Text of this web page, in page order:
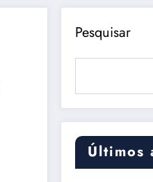
Pesquisar
Últimos